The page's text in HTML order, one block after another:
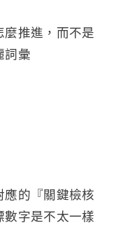
推進，而不是
詞彙
的『關鍵檢核
字是不太一樣